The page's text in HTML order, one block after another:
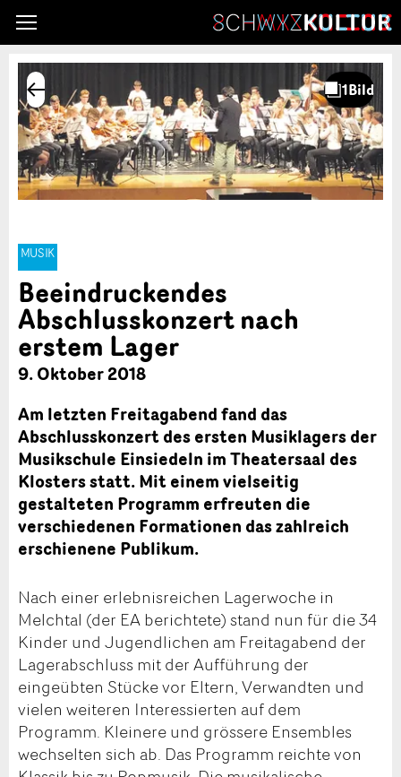
MUSIK
Beeindruckendes
Abschlusskonzert nach
erstem Lager
9. Oktober 2018
Am letzten Freitagabend fand das
Abschlusskonzert des ersten Musiklagers der
Musikschule Einsiedeln im Theatersaal des
Klosters statt. Mit einem vielseitig
gestalteten Programm erfreuten die
verschiedenen Formationen das zahlreich
erschienene Publikum.
Nach einer erlebnisreichen Lagerwoche in
Melchtal (der EA berichtete) stand nun für die 34
Kinder und Jugendlichen am Freitagabend der
Lagerabschluss mit der Aufführung der
eingeübten Stücke vor Eltern, Verwandten und
vielen weiteren Interessierten auf dem
Programm. Kleinere und grössere Ensembles
wechselten sich ab. Das Programm reichte von